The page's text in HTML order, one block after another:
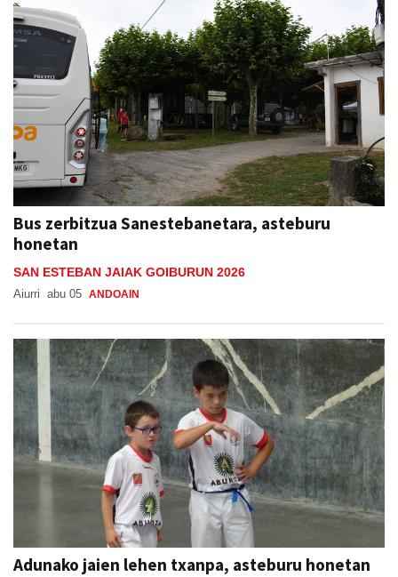
Bus zerbitzua Sanestebanetara, asteburu
honetan
SAN ESTEBAN JAIAK GOIBURUN 2026
Aiurri abu 05 ANDOAIN
Adunako jaien lehen txanpa, asteburu honetan